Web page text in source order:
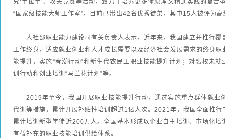
究‘手拉手’、攻关竞赛等活动，致力于培养更多懂原理又精通实践的复合
“国家级技能大师工作室”，目前已带出42名优秀徒弟，其中15人被评为
人社部职业能力建设司有关负责人表示，近年来，我国建立并推行
工作终身，适应就业创业和人才成长需要以及经济社会发展需求的终身
能提升，实施“春潮行动”和新生代农民工职业技能提升计划；对离校未
训行动和创业培训“马兰花计划”等。
2019年至今，我国开展职业技能提升行动，通过实施重点群体就业
代训等措施，累计开展补贴性培训超过1亿人次。2021年，我国全面推
累计培训新型学徒近200万人。全国基本形成以企业自主培训、市场化
有益补充的职业技能培训供给体系。